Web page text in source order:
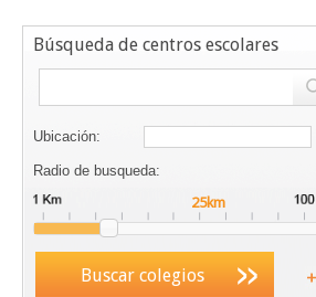
Búsqueda de centros escolares
Ubicación:
Radio de busqueda:
Buscar colegios